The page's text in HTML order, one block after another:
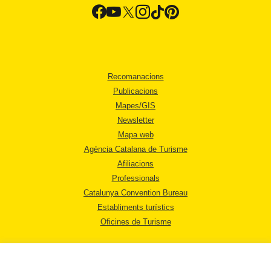
Recomanacions
Publicacions
Mapes/GIS
Newsletter
Mapa web
Agència Catalana de Turisme
Afiliacions
Professionals
Catalunya Convention Bureau
Establiments turístics
Oficines de Turisme